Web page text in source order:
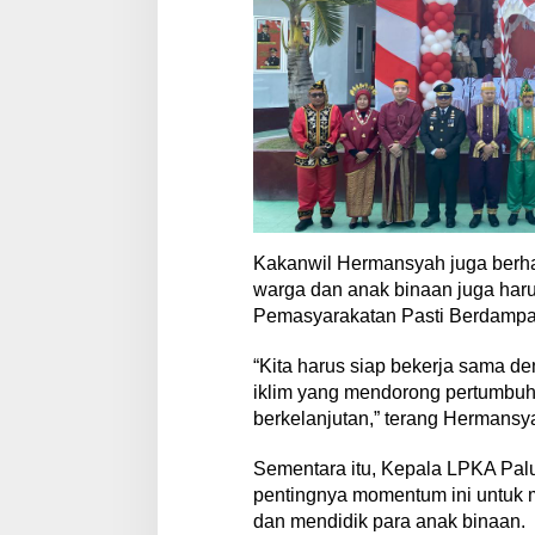
W
u
j
u
d
k
a
n
I
n
d
n
e
i
M
a
j
Kakanwil Hermansyah juga
warga dan anak binaan juga
Pemasyarakatan Pasti
“Kita harus siap bekerja sama
iklim yang mendorong
berkelanjutan,” terang
Sementara itu, Kepala LPKA
pentingnya momentum ini untuk
dan mendidik para anak binaan.